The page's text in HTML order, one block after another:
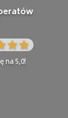
na 5,0!